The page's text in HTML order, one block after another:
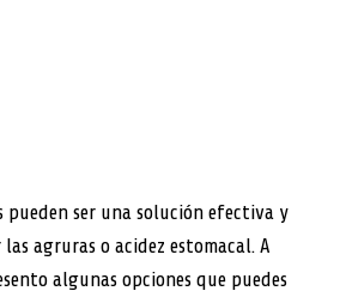
pueden ser una solución efectiva y
agruras o acidez estomacal. A
algunas opciones que puedes